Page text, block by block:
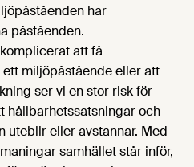
har
påståenden.
att få
miljöpåstående eller att
ser vi en stor risk för
hållbarhetssatsningar och
uteblir eller avstannar. Med
samhället står inför,